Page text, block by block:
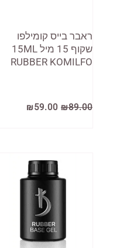
ראבר בייס קומילפו
שקוף 15 מיל 15ML
RUBBER KOMILFO
₪89.00
המחיר
המקורי
₪59.00